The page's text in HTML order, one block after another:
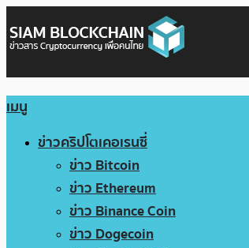
เมนู
ข่าวคริปโตเคอเรนซี่
ข่าว Bitcoin
ข่าว Ethereum
ข่าว Binance Coin
ข่าว Dogecoin